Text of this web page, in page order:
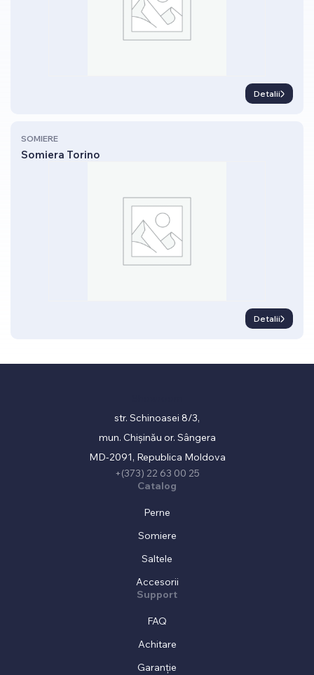
Detalii
SOMIERE
Somiera Torino
Detalii
str. Schinoasei 8/3,
mun. Chișinău or. Sângera
MD-2091, Republica Moldova
+(373) 22 63 00 25
Catalog
Perne
Somiere
Saltele
Accesorii
Support
FAQ
Achitare
Garanție